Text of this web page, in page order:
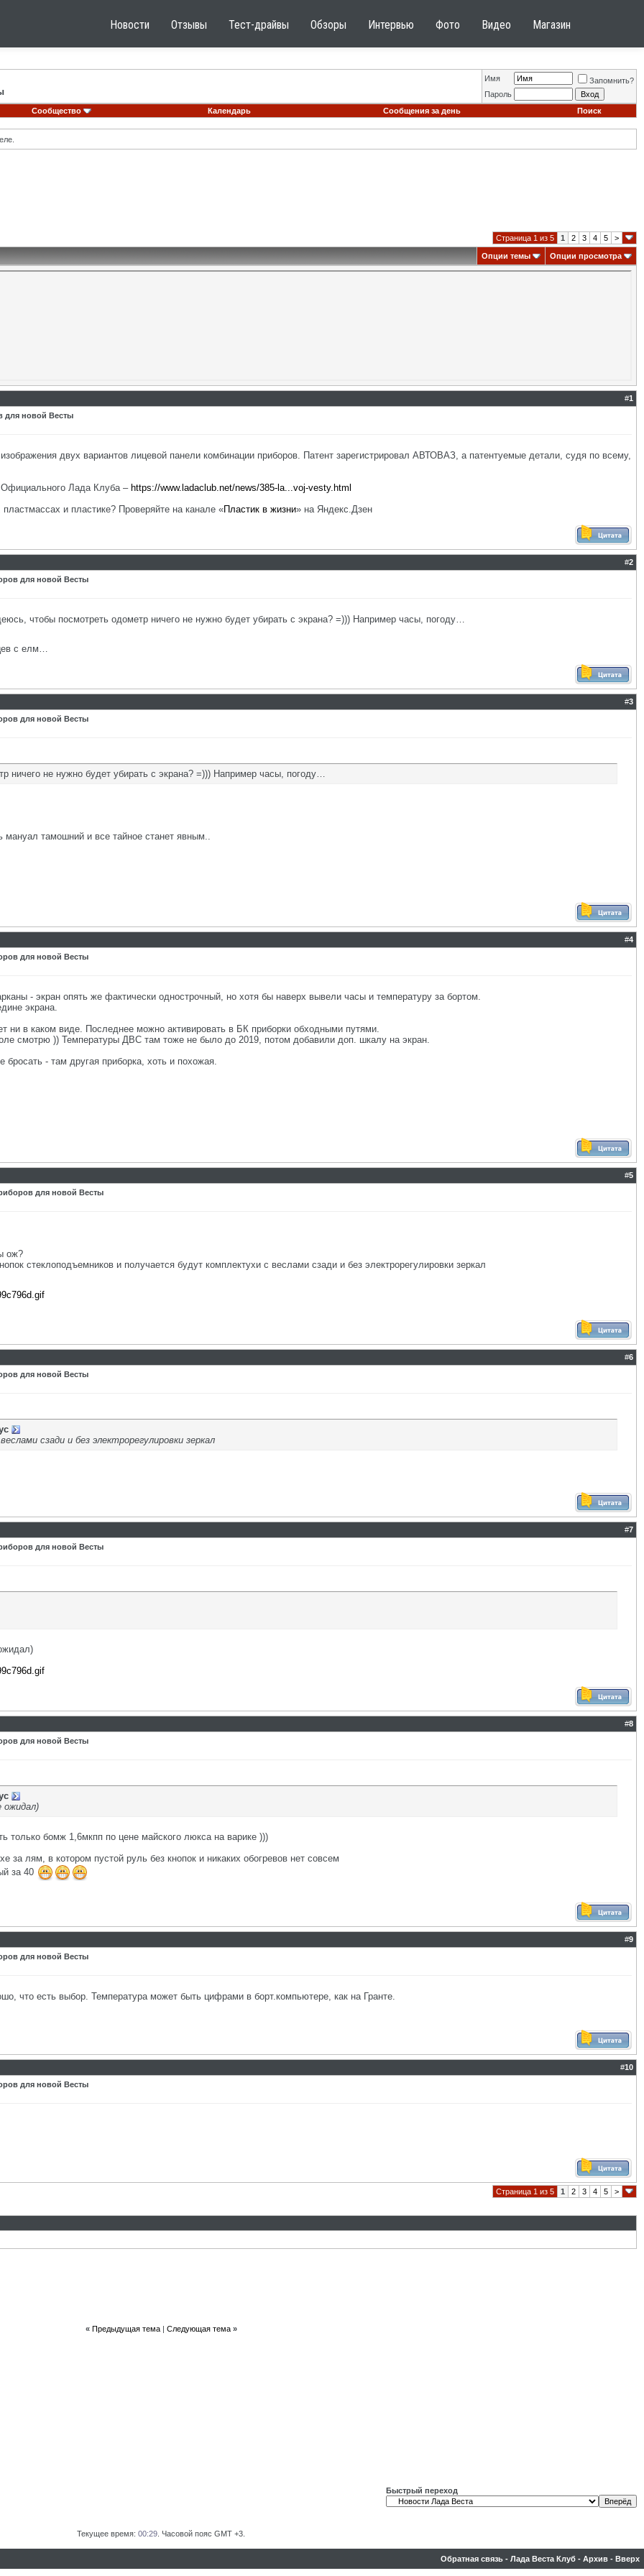
Новости Отзывы Тест-драйвы Обзоры Интервью Фото Видео Магазин
Имя
Запомнить?
Пароль
Сообщество Календарь Сообщения за день Поиск
Страница 1 из 5 1 2 3 4 5 >
Опции темы Опции просмотра
#1
для новой Весты
двух вариантов лицевой панели комбинации приборов. Патент зарегистрировал АВТОВАЗ, а патентуемые детали, судя по всему,
Официального Лада Клуба – https://www.ladaclub.net/news/385-la...voj-vesty.html
и пластике? Проверяйте на канале «Пластик в жизни» на Яндекс.Дзен
#2
для новой Весты
чтобы посмотреть одометр ничего не нужно будет убирать с экрана? =))) Например часы, погоду…
с елм…
#3
для новой Весты
ничего не нужно будет убирать с экрана? =))) Например часы, погоду…
мануал тамошний и все тайное станет явным..
#4
для новой Весты
- экран опять же фактически однострочный, но хотя бы наверх вывели часы и температуру за бортом.
экрана.
ни в каком виде. Последнее можно активировать в БК приборки обходными путями.
смотрю )) Температуры ДВС там тоже не было до 2019, потом добавили доп. шкалу на экран.
бросать - там другая приборка, хоть и похожая.
#5
для новой Весты
ож?
стеклоподъемников и получается будут комплектухи с веслами сзади и без электрорегулировки зеркал
#6
для новой Весты
сзади и без электрорегулировки зеркал
#7
для новой Весты
#8
для новой Весты
ожидал)
только бомж 1,6мкпп по цене майского люкса на варике )))
за лям, в котором пустой руль без кнопок и никаких обогревов нет совсем
за 40
#9
для новой Весты
что есть выбор. Температура может быть цифрами в борт.компьютере, как на Гранте.
#10
для новой Весты
Страница 1 из 5 1 2 3 4 5 >
« Предыдущая тема| Следующая тема »
Быстрый переход
Текущее время: 00:29 . Часовой пояс GMT +3.
Обратная связь - Лада Веста Клуб - Архив - Вверх